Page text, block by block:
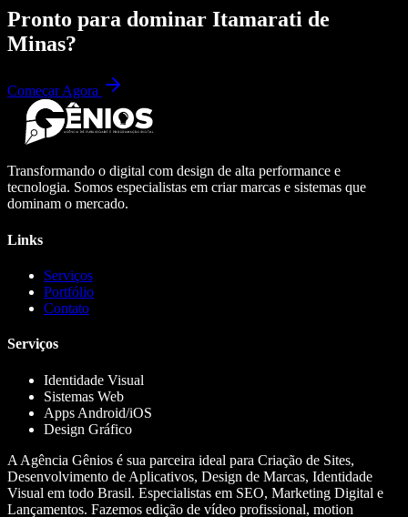
Pronto para dominar Itamarati de
Minas?
Começar Agora
Transformando o digital com design de alta performance e
tecnologia. Somos especialistas em criar marcas e sistemas que
dominam o mercado.
Links
Serviços
Portfólio
Contato
Serviços
Identidade Visual
Sistemas Web
Apps Android/iOS
Design Gráfico
A Agência Gênios é sua parceira ideal para Criação de Sites,
Desenvolvimento de Aplicativos, Design de Marcas, Identidade
Visual em todo Brasil. Especialistas em SEO, Marketing Digital e
Lançamentos. Fazemos edição de vídeo profissional, motion